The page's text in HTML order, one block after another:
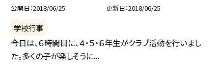
公開日 2018/06/25 更新日 2018/06/25
学校行事
今日は、６時間目に、４・５・６年生がクラブ活動を行いまし
た。多くの子が楽しそうに...